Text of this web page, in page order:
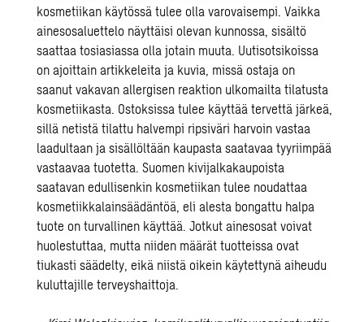
kosmetiikan käytössä tulee olla varovaisempi. Vaikka
ainesosaluettelo näyttäisi olevan kunnossa, sisältö
saattaa tosiasiassa olla jotain muuta. Uutisotsikoissa
on ajoittain artikkeleita ja kuvia, missä ostaja on
saanut vakavan allergisen reaktion ulkomailta tilatusta
kosmetiikasta. Ostoksissa tulee käyttää tervettä järkeä,
sillä netistä tilattu halvempi ripsiväri harvoin vastaa
laadultaan ja sisällöltään kaupasta saatavaa tyyriimpää
vastaavaa tuotetta. Suomen kivijalkakaupoista
saatavan edullisenkin kosmetiikan tulee noudattaa
kosmetiikkalainsäädäntöä, eli alesta bongattu halpa
tuote on turvallinen käyttää. Jotkut ainesosat voivat
huolestuttaa, mutta niiden määrät tuotteissa ovat
tiukasti säädelty, eikä niistä oikein käytettynä aiheudu
kuluttajille terveyshaittoja.